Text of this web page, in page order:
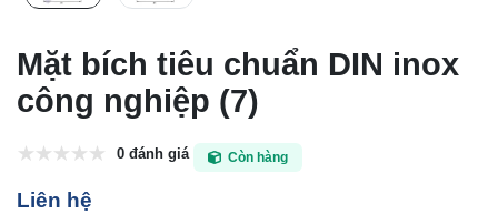
Mặt bích tiêu chuẩn DIN inox
công nghiệp (7)
0 đánh giá Còn hàng
Liên hệ